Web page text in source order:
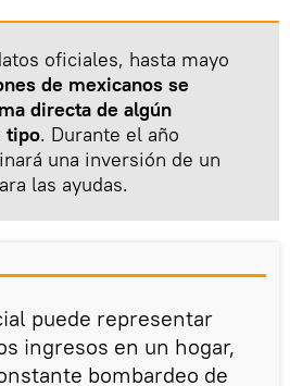
oficiales, hasta mayo
de mexicanos se
directa de algún
tipo. Durante el año
una inversión de un
las ayudas.
puede representar
ingresos en un hogar,
bombardeo de